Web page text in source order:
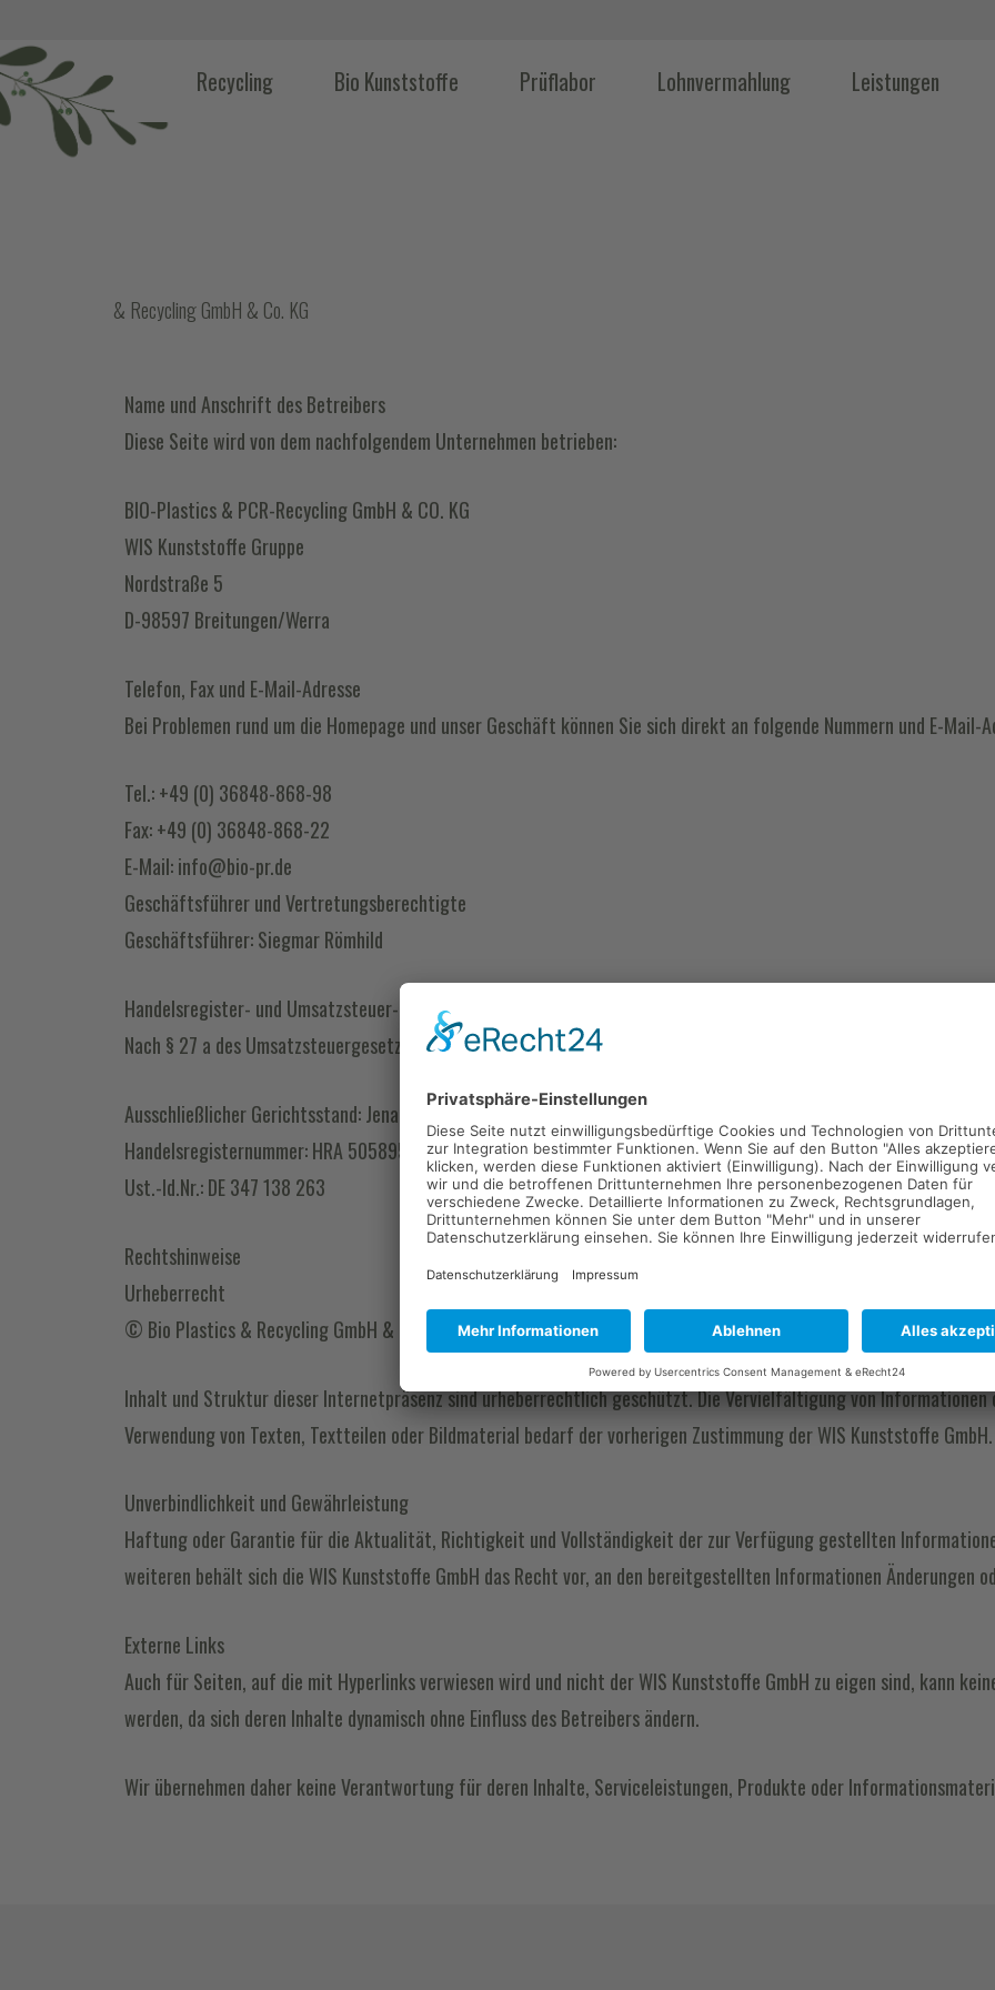
Recycling Bio Kunststoffe Prüflabor Lohnvermahlung Leistungen
& Recycling GmbH & Co. KG
Name und Anschrift des Betreibers
Diese Seite wird von dem nachfolgendem Unternehmen betrieben:
BIO-Plastics & PCR-Recycling GmbH & CO. KG
WIS Kunststoffe Gruppe
Nordstraße 5
D-98597 Breitungen/Werra
Telefon, Fax und E-Mail-Adresse
Bei Problemen rund um die Homepage und unser Geschäft können Sie sich direkt an folgende Nummern und E-Mail-
Tel.: +49 (0) 36848-868-98
Fax: +49 (0) 36848-868-22
E-Mail: info@bio-pr.de
Geschäftsführer und Vertretungsberechtigte
Geschäftsführer: Siegmar Römhild
Handelsregister- und Umsatzsteuer-Identifikationsnummer
Nach § 27 a des Umsatzsteuergesetzes erfolgt hier die Angabe unserer Umsatzsteuer-Identifikationsnummer.
Ausschließlicher Gerichtsstand: Jena
Handelsregisternummer: HRA 505895
Ust.-Id.Nr.: DE 347 138 263
Rechtshinweise
Urheberrecht
© Bio Plastics & Recycling GmbH & Co. KG, 2025
Inhalt und Struktur dieser Internetpräsenz sind urheberrechtlich geschützt. Die Vervielfältigung von Informationen
Verwendung von Texten, Textteilen oder Bildmaterial bedarf der vorherigen Zustimmung der WIS Kunststoffe GmbH.
Unverbindlichkeit und Gewährleistung
Haftung oder Garantie für die Aktualität, Richtigkeit und Vollständigkeit der zur Verfügung gestellten
weiteren behält sich die WIS Kunststoffe GmbH das Recht vor, an den bereitgestellten Informationen Änderungen
Externe Links
Auch für Seiten, auf die mit Hyperlinks verwiesen wird und nicht der WIS Kunststoffe GmbH zu eigen sind, kann
werden, da sich deren Inhalte dynamisch ohne Einfluss des Betreibers ändern.
Wir übernehmen daher keine Verantwortung für deren Inhalte, Serviceleistungen, Produkte oder